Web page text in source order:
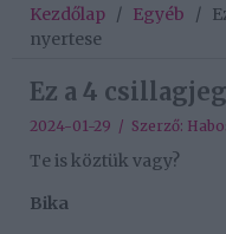
Kezdőlap / Egyéb /
nyertese
Ez a 4
2024-01-29 / Szerző:
Te is köztük vagy?
Bika